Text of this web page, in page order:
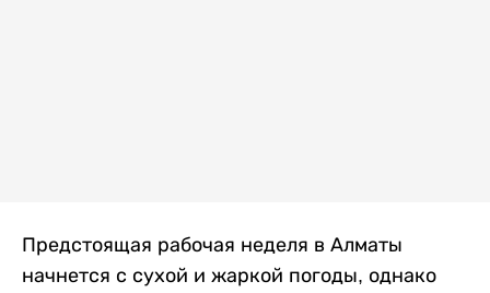
Предстоящая рабочая неделя в Алматы
начнется с сухой и жаркой погоды, однако